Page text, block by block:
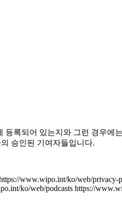
록되어 있는지와 그런 경우에
승인된 기여자들입니다.
www.wipo.int/ko/web/privacy-
ko/web/podcasts https://